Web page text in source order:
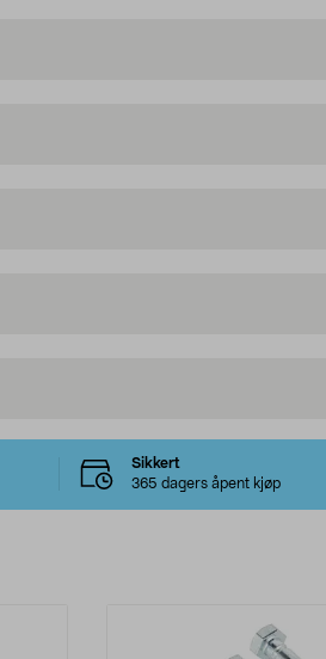
Sikkert
365 dagers åpent kjøp